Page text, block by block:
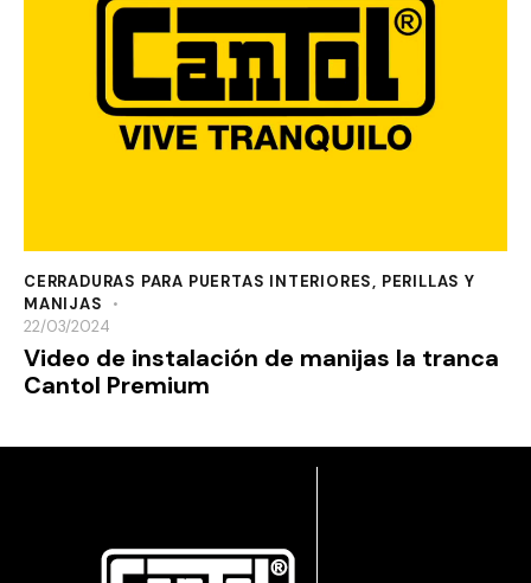
CERRADURAS PARA PUERTAS INTERIORES, PERILLAS Y
MANIJAS
22/03/2024
Video de instalación de manijas la tranca
Cantol Premium